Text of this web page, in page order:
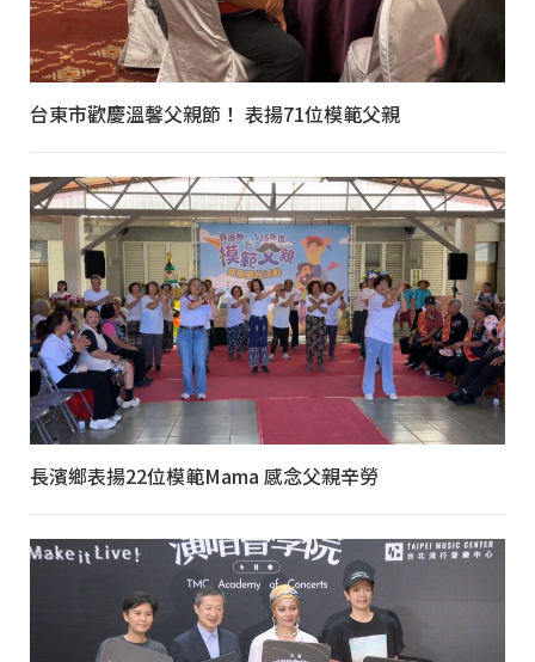
台東市歡慶溫馨父親節！ 表揚71位模範父親
長濱鄉表揚22位模範Mama 感念父親辛勞